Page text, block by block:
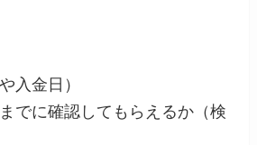
入金日）
でに確認してもらえるか（検